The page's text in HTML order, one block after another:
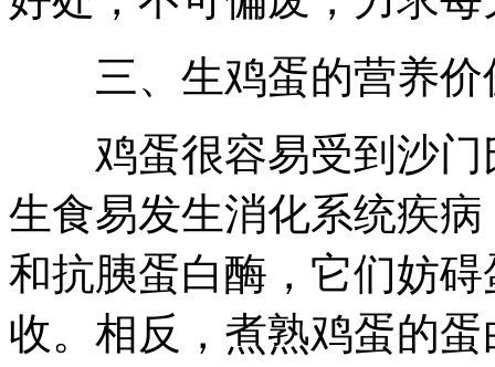
三、生鸡蛋的营养价
鸡蛋很容易受到沙门
生食易发生消化系统疾
和抗胰蛋白酶，它们妨
收。相反，煮熟鸡蛋的